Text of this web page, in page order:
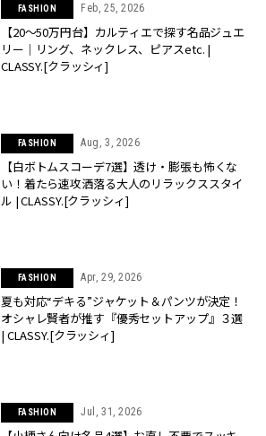
FASHION Feb, 25, 2026
【20〜50万円台】カルティエで探す名品ジュエ
リー｜リング、ネックレス、ピアスetc. |
CLASSY.[クラッシィ]
FASHION Aug, 3, 2026
【白ボトムスコーデ7選】透け・膨張も怖くな
い！着たら速攻洒落る大人のリラックススタイ
ル | CLASSY.[クラッシィ]
FASHION Apr, 29, 2026
夏も対応“デキる”ジャケット＆パンツが決定！
オシャレ賢者が推す『優秀セットアップ』３選
| CLASSY.[クラッシィ]
FASHION Jul, 31, 2026